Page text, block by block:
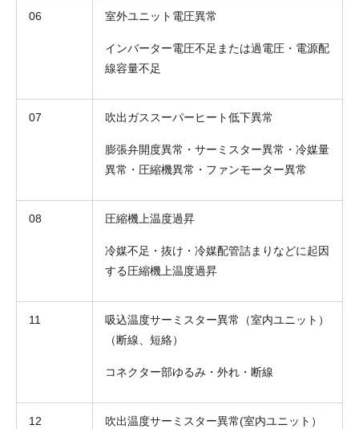
06 室外ユニット電圧異常
インバーター電圧不足または過電圧・電源配
線容量不足
07 吹出ガススーパーヒート低下異常
膨張弁開度異常・サーミスター異常・冷媒量
異常・圧縮機異常・ファンモーター異常
08 圧縮機上温度過昇
冷媒不足・抜け・冷媒配管詰まりなどに起因
する圧縮機上温度過昇
11
吸込温度サーミスター異常（室内ユニット）
（断線、短絡）
コネクター部ゆるみ・外れ・断線
12
吹出温度サーミスター異常(室内ユニット）